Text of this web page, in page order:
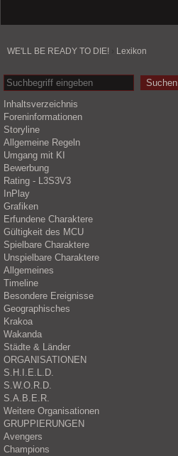
WE'LL BE READY TO DIE! Lexikon
Suchen
Inhaltsverzeichnis
Foreninformationen
Storyline
Allgemeine Regeln
Umgang mit KI
Bewerbung
Rating - L3S3V3
InPlay
Grafiken
Erfundene Charaktere
Gültigkeit des MCU
Spielbare Charaktere
Unspielbare Charaktere
Allgemeines
Timeline
Besondere Ereignisse
Geographisches
Krakoa
Wakanda
Städte & Länder
ORGANISATIONEN
S.H.I.E.L.D.
S.W.O.R.D.
S.A.B.E.R.
Weitere Organisationen
GRUPPIERUNGEN
Avengers
Champions